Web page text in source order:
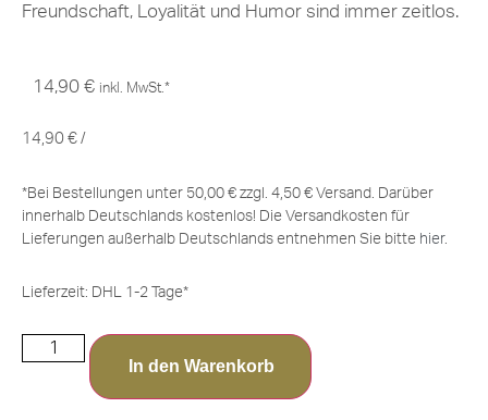
Freundschaft, Loyalität und Humor sind immer zeitlos.
14,90 € inkl. MwSt.*
14,90 € /
*Bei Bestellungen unter 50,00 € zzgl. 4,50 € Versand. Darüber
innerhalb Deutschlands kostenlos! Die Versandkosten für
Lieferungen außerhalb Deutschlands entnehmen Sie bitte hier.
Lieferzeit: DHL 1-2 Tage*
In den Warenkorb